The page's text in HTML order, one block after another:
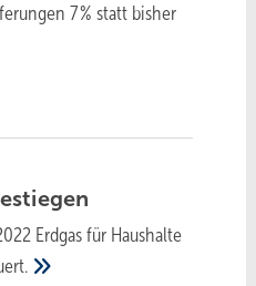
7 % statt bisher
Erdgas für Haushalte